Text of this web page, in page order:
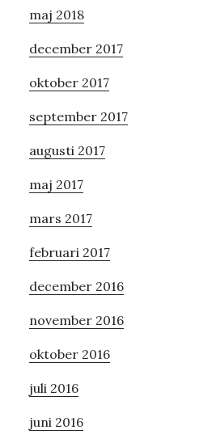
maj 2018
december 2017
oktober 2017
september 2017
augusti 2017
maj 2017
mars 2017
februari 2017
december 2016
november 2016
oktober 2016
juli 2016
juni 2016